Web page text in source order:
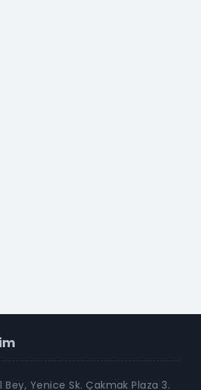
Bey, Yenice Sk. Çakmak Plaza 3.